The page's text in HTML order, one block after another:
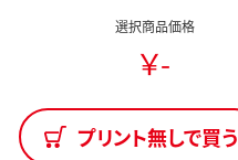
選択商品価格
￥-
プリント無しで買う